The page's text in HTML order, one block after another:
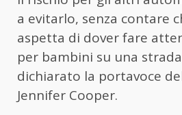
a evitarlo, senza contare
aspetta di dover fare
per bambini su una
dichiarato la portavoce
Jennifer Cooper.